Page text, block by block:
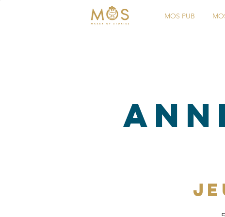
MOS PUB